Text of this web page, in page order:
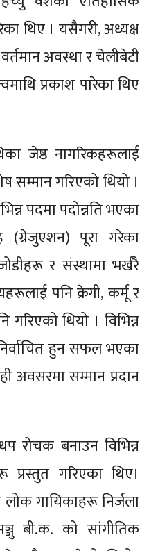
थिए । यसैगरी, अध्यक्ष
अवस्था र चेलीबेटी
प्रकाश पारेका थिए
जेष्ठ नागरिकहरूलाई
सम्मान गरिएको थियो ।
पदमा पदोन्नति भएका
पूरा गरेका
र संस्थामा भर्खरै
पनि क्रेगी, कर्मू र
गरिएको थियो । विभिन्न
हुन सफल भएका
अवसरमा सम्मान प्रदान
रोचक बनाउन विभिन्न
गरिएका थिए।
गायिकाहरू निर्जला
बी.क. को सांगीतिक